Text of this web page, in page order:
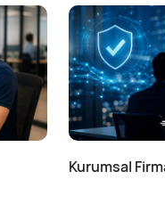
Kurumsal